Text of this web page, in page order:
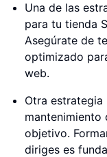
Una de las
para tu tienda
Asegúrate de
optimizado
web.
Otra
mantenimiento
objetivo.
diriges es